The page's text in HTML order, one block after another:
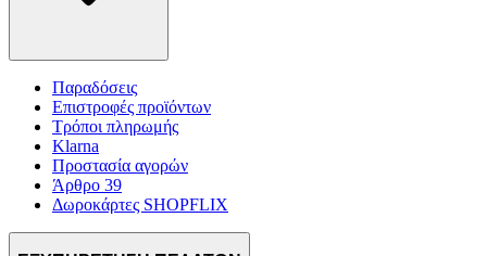
Παραδόσεις
Επιστροφές προϊόντων
Τρόποι πληρωμής
Klarna
Προστασία αγορών
Άρθρο 39
Δωροκάρτες SHOPFLIX